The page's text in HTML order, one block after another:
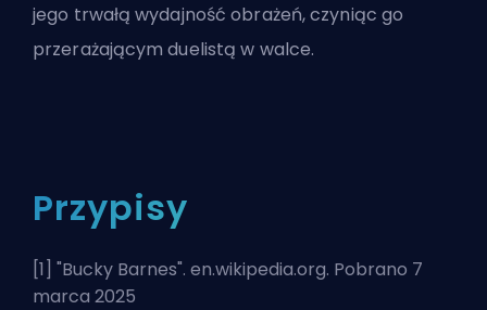
jego trwałą wydajność obrażeń, czyniąc go
przerażającym duelistą w walce.
Przypisy
[1] "Bucky Barnes". en.wikipedia.org. Pobrano 7
marca 2025